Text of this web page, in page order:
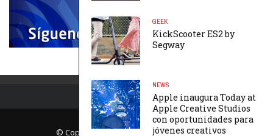
GEEK
KickScooter ES2 by
Segway
NEWS
Apple inaugura Today at
Apple Creative Studios
con oportunidades para
jóvenes creativos
© Copyright Página Uno. All rights reserved.